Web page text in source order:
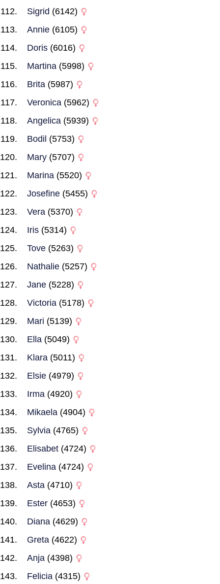
Sigrid (6142)
Annie (6105)
Doris (6016)
Martina (5998)
Brita (5987)
Veronica (5962)
Angelica (5939)
Bodil (5753)
Mary (5707)
Marina (5520)
Josefine (5455)
Vera (5370)
Iris (5314)
Tove (5263)
Nathalie (5257)
Jane (5228)
Victoria (5178)
Mari (5139)
Ella (5049)
Klara (5011)
Elsie (4979)
Irma (4920)
Mikaela (4904)
Sylvia (4765)
Elisabet (4724)
Evelina (4724)
Asta (4710)
Ester (4653)
Diana (4629)
Greta (4622)
Anja (4398)
Felicia (4315)